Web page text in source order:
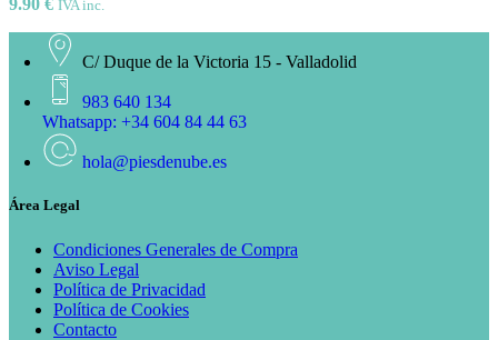
9.90 € IVA inc.
C/ Duque de la Victoria 15 - Valladolid
983 640 134
Whatsapp: +34 604 84 44 63
hola@piesdenube.es
Área Legal
Condiciones Generales de Compra
Aviso Legal
Política de Privacidad
Política de Cookies
Contacto